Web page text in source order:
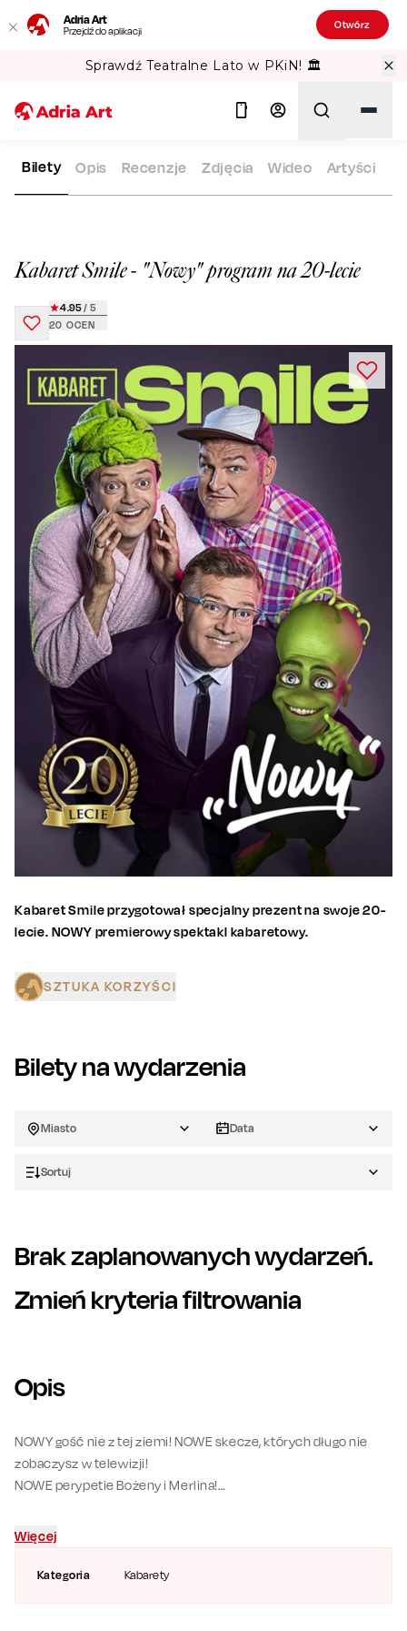
Adria Art
Przejdź do aplikacji Otwórz
Sprawdź Teatralne Lato w PKiN! 🏛️
ADRIA ART REPERTUAR KABARET SMILE - "NOWY"
Kabaret Smile - "Nowy" program na 20-lecie
20 OCEN
4.95/ 5
Bilety Opis Recenzje Zdjęcia Wideo Artyści
Kabaret Smile przygotował specjalny prezent na swoje 20-
lecie. NOWY premierowy spektakl kabaretowy.
SZTUKA KORZYŚCI
Bilety na wydarzenia
Miasto Data
Sortuj
Brak zaplanowanych wydarzeń.
Zmień kryteria filtrowania
Opis
Kategoria Kabarety
NOWY gość nie z tej ziemi! NOWE skecze, których długo nie
zobaczysz w telewizji!
NOWE perypetie Bożeny i Merlina!
Mistrzowie żartu sytuacyjnego zaskoczą Was innowacyjną
technologią. Tego jeszcze polska scena nie widziała!
Świętujmy razem z kabaretem SMILE 20 lat!
Więcej